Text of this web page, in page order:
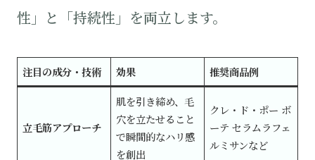
性」と「持続性」を両立します。
注目の成分・技術 効果 推奨商品例
立毛筋アプローチ
肌を引き締め、毛
穴を立たせること
で瞬間的なハリ感
を創出
クレ・ド・ポー ボ
ーテ セラムラフェ
ルミサンなど